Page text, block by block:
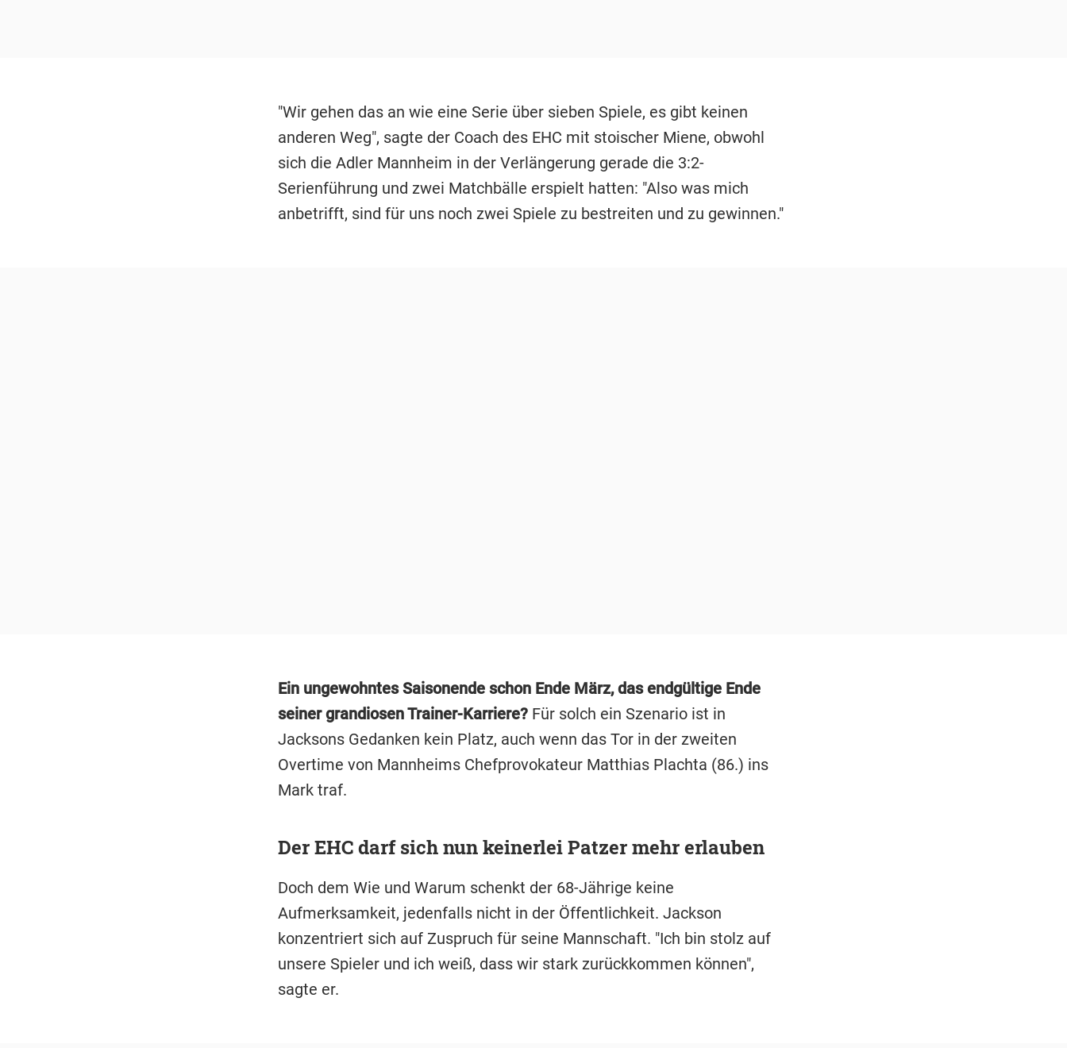
"Wir gehen das an wie eine Serie über sieben Spiele, es gibt keinen
anderen Weg", sagte der Coach des EHC mit stoischer Miene, obwohl
sich die Adler Mannheim in der Verlängerung gerade die 3:2-
Serienführung und zwei Matchbälle erspielt hatten: "Also was mich
anbetrifft, sind für uns noch zwei Spiele zu bestreiten und zu gewinnen."
Ein ungewohntes Saisonende schon Ende März, das endgültige Ende
seiner grandiosen Trainer-Karriere?Für solch ein Szenario ist in
Jacksons Gedanken kein Platz, auch wenn das Tor in der zweiten
Overtime von Mannheims Chefprovokateur Matthias Plachta (86.) ins
Mark traf.
Der EHC darf sich nun keinerlei Patzer mehr erlauben
Doch dem Wie und Warum schenkt der 68-Jährige keine
Aufmerksamkeit, jedenfalls nicht in der Öffentlichkeit. Jackson
konzentriert sich auf Zuspruch für seine Mannschaft. "Ich bin stolz auf
unsere Spieler und ich weiß, dass wir stark zurückkommen können",
sagte er.